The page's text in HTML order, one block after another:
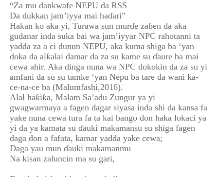
“Za mu dankwafe NEPU da RSS
Da dukkan jam’iyya mai haɗari”
Hakan ko aka yi, Turawa sun murɗe zaɓen da aka
gudanar inda suka bai wa jam’iyyar NPC rahotanni ta
yadda za a ci dunun NEPU, aka kuma shiga ba ‘yan
doka da alƙalai damar da za su kame su ɗaure ba mai
cewa ahir. Aka dinga nuna wa NPC dokokin da za su yi
amfani da su su tamke ‘yan Nepu ba tare da wani ka-
ce-na-ce ba (Malumfashi,2016).
Alal haƙiƙa, Malam Sa’adu Zungur ya yi
gwagwarmaya a fagen dagar siyasa inda shi da kansa fa
yake nuna cewa tura fa ta kai bango don haka lokaci ya
yi da ya kamata su ɗauki makamansu su shiga fagen
daga don a fafata, kamar yadda yake cewa;
Daga yau mun ɗauki makamanmu
Na kisan zaluncin ma su gari,